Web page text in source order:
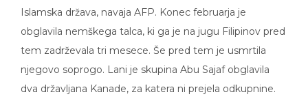
Islamska država, navaja AFP. Konec februarja je
obglavila nemškega talca, ki ga je na jugu Filipinov pred
tem zadrževala tri mesece. Še pred tem je usmrtila
njegovo soprogo. Lani je skupina Abu Sajaf obglavila
dva državljana Kanade, za katera ni prejela odkupnine.